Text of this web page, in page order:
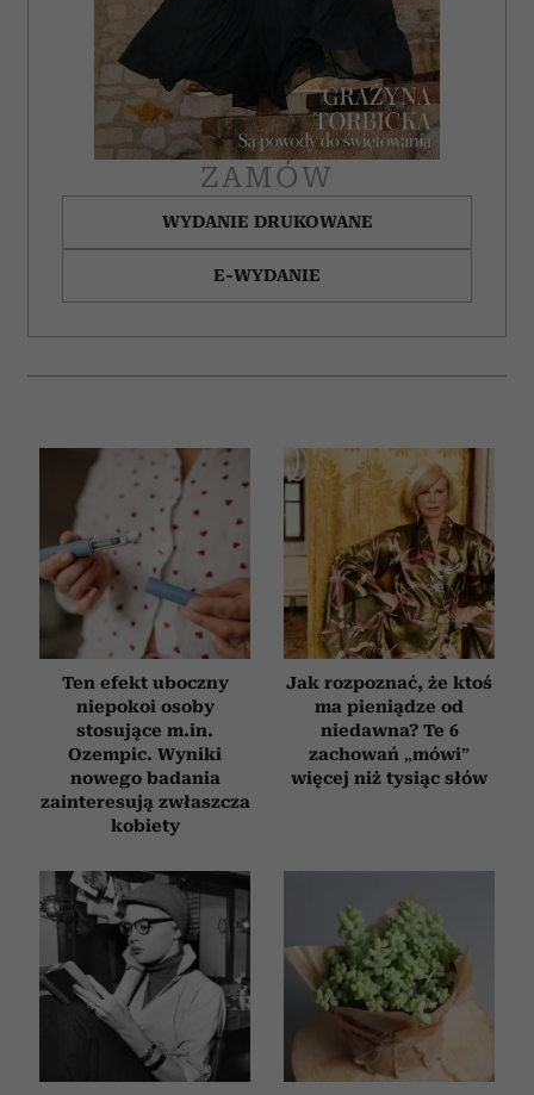
ZAMÓW
WYDANIE DRUKOWANE
E-WYDANIE
Ten efekt uboczny
niepokoi osoby
stosujące m.in.
Ozempic. Wyniki
nowego badania
zainteresują zwłaszcza
kobiety
Jak rozpoznać, że ktoś
ma pieniądze od
niedawna? Te 6
zachowań „mówi”
więcej niż tysiąc słów